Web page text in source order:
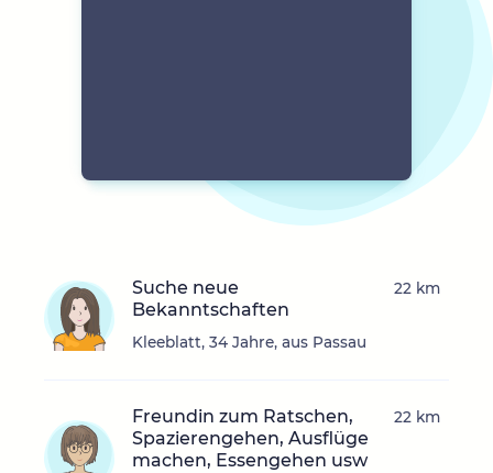
Suche neue
Bekanntschaften
Kleeblatt, 34 Jahre, aus Passau
22 km
Freundin zum Ratschen,
Spazierengehen, Ausflüge
machen, Essengehen usw
22 km